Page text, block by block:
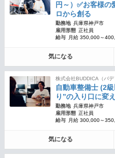
円～）✅お客様
ロから創る
勤務地 兵庫県神戸市
雇用形態 正社員
給与
月給 350,000～
気になる
株式会社BUDDICA（バ
自動車整備士 (2
り”の入り口に変
勤務地 兵庫県神戸市
雇用形態 正社員
給与
月給 300,000～
気になる